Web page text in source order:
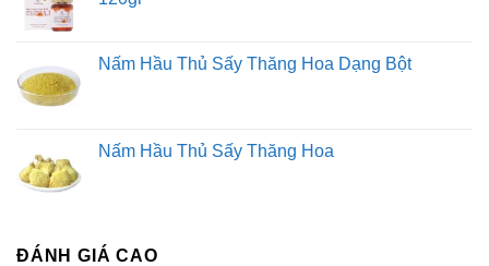
Nấm Hầu Thủ Sấy Thăng Hoa Dạng Bột
Nấm Hầu Thủ Sấy Thăng Hoa
ĐÁNH GIÁ CAO